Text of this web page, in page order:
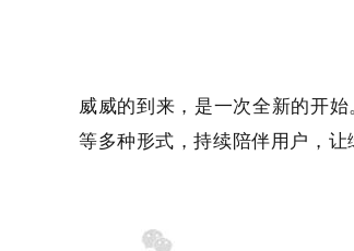
威威的到来，是一次全新的开始
等多种形式，持续陪伴用户，